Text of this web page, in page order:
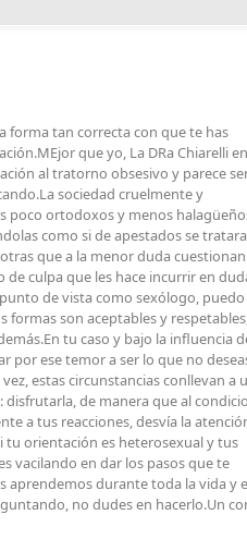
forma tan correcta con que te has
que yo, La DRa Chiarelli
al tratorno obsesivo y parece
sociedad cruelmente y
poco ortodoxos y menos
como si de apestados se
que a la menor duda
culpa que les hace incurrir en
de vista como sexólogo, puedo
formas son aceptables y
tu caso y bajo la influencia
por ese temor a ser lo que no
estas circunstancias conllevan a
de manera que al
a tus reacciones, desvía la
tu orientación es heterosexual y tus
vacilando en dar los pasos que te
aprendemos durante toda la vida y
no dudes en hacerlo.Un